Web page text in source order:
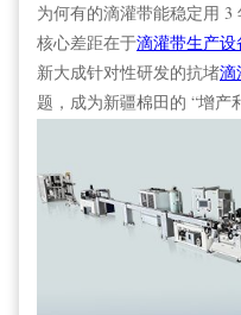
为何有的滴灌带能稳定用 3
核心差距在于滴灌带生产设
新大成针对性研发的抗堵滴
题，成为新疆棉田的 “增产